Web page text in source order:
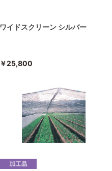
ワイドスクリーン シルバー
￥25,800